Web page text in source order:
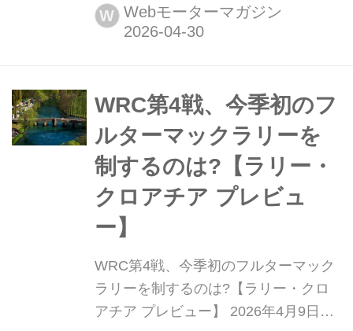
カ・フロリダ州マイアミ・インターナ
ショナル・オートドロームで開幕す
カ月間の中断があったものの、いよい
よフロリダ州の市街地サーキットでチ
ャンピオン...
W Webモーターマガジン
WRC第4戦、今季初のフ
ルターマックラリーを
制するのは?【ラリー・
クロアチア プレビュ
ー】
WRC第4戦、今季初のフルターマック
ラリーを制するのは?【ラリー・クロ
アチア プレビュー】 2026年4月9日か